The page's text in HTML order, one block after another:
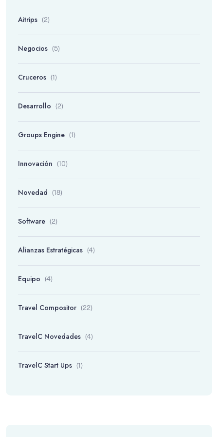
Aitrips (2)
Negocios (5)
Cruceros (1)
Desarrollo (2)
Groups Engine (1)
Innovación (10)
Novedad (18)
Software (2)
Alianzas Estratégicas (4)
Equipo (4)
Travel Compositor (22)
TravelC Novedades (4)
TravelC Start Ups (1)